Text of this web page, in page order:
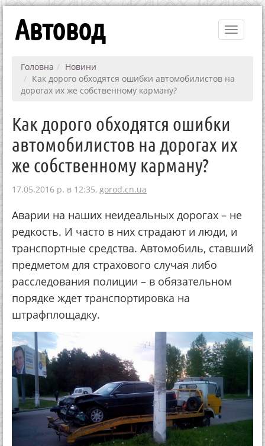
Toggle
Автовод
Головна
Новини
Как дорого обходятся ошибки автомобилистов на
дорогах их же собственному карману?
Как дорого обходятся ошибки
автомобилистов на дорогах их
же собственному карману?
17.05.2016 р. в 12:35, gorod.cn.ua
Аварии на наших неидеальных дорогах – не
редкость. И часто в них страдают и люди, и
транспортные средства. Автомобиль, ставший
предметом для страхового случая либо
расследования полиции – в обязательном
порядке ждет транспортировка на
штрафплощадку.